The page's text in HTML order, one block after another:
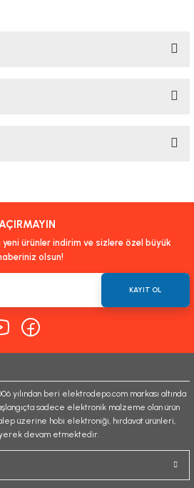
formunu kullanarak tarafımıza
ederiz.
bulunuyor.
pahalı.
Gönder
ürünler indirim ve sizlere özel büyük
olsun!
KAYIT OL
yılından beri elektrodepo.com markası altında
sadece elektronik malzeme olan ürün
üzerine hobi elektroniği, hırdavat ürünleri,
devam etmektedir.